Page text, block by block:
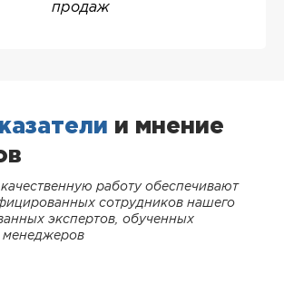
продаж
и мнение
работу обеспечивают
сотрудников нашего
экспертов, обученных
менеджеров